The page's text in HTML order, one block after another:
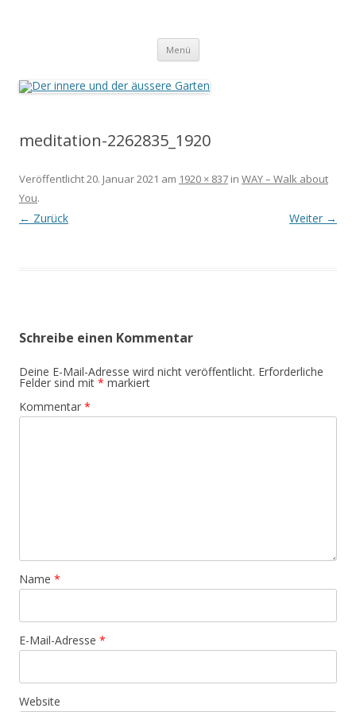
Menü Zum
springen
meditation-2262835_1920
Veröffentlicht20. Januar 2021 am 1920 × 837 in WAY – Walk about
You.
← Zurück Weiter →
Schreibe einen Kommentar
Deine E-Mail-Adresse wird nicht veröffentlicht. Erforderliche
Felder sind mit * markiert
Kommentar *
Name *
E-Mail-Adresse *
Website